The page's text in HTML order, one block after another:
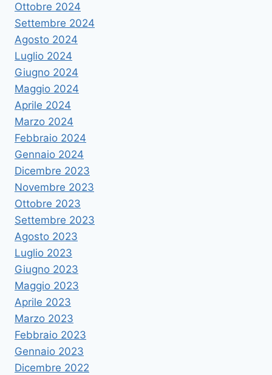
Ottobre 2024
Settembre 2024
Agosto 2024
Luglio 2024
Giugno 2024
Maggio 2024
Aprile 2024
Marzo 2024
Febbraio 2024
Gennaio 2024
Dicembre 2023
Novembre 2023
Ottobre 2023
Settembre 2023
Agosto 2023
Luglio 2023
Giugno 2023
Maggio 2023
Aprile 2023
Marzo 2023
Febbraio 2023
Gennaio 2023
Dicembre 2022